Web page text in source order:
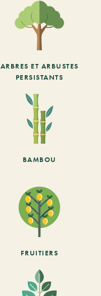
ARBRES ET ARBUSTES
PERSISTANTS
BAMBOU
FRUITIERS